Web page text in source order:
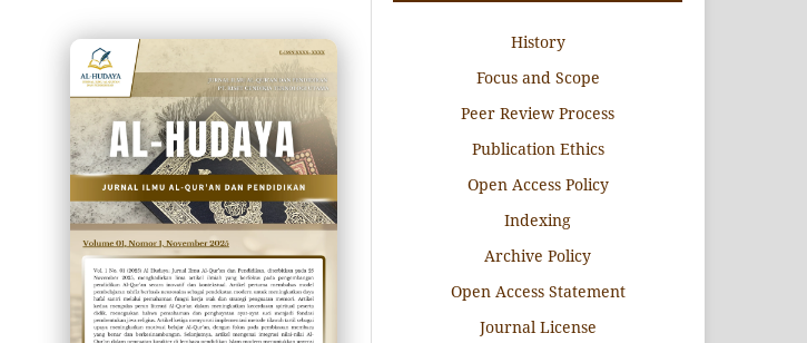
History
Focus and Scope
Peer Review Process
Publication Ethics
Open Access Policy
Indexing
Archive Policy
Open Access Statement
Journal License